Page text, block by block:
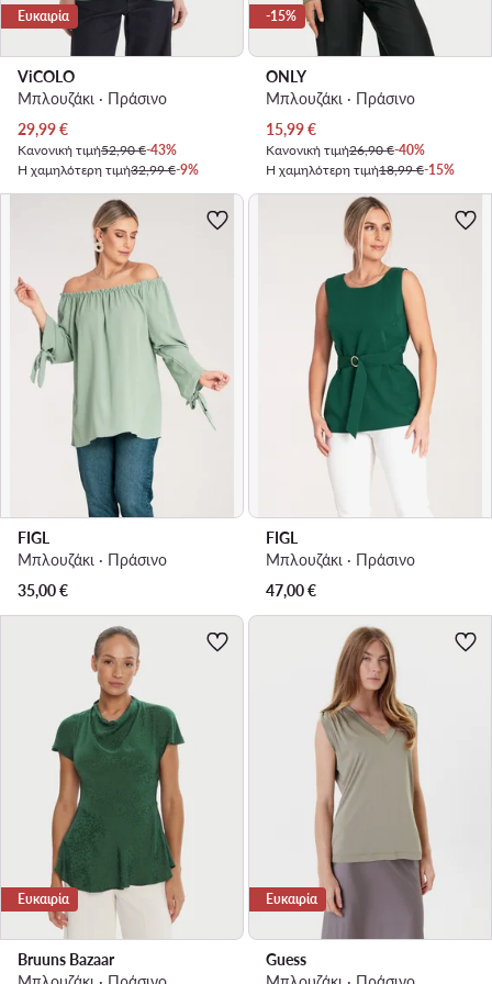
Ευκαιρία
ViCOLO
Μπλουζάκι · Πράσινο
Τρέχουσα τιμή
29,99€
Κανονική τιμή52,90 €-43%
Η χαμηλότερη τιμή32,99 €-9%
-15%
ONLY
Μπλουζάκι · Πράσινο
Τρέχουσα τιμή
15,99€
Κανονική τιμή26,90 €-40%
Η χαμηλότερη τιμή18,99 €-15%
FIGL
Μπλουζάκι · Πράσινο
35,00€
FIGL
Μπλουζάκι · Πράσινο
47,00€
Ευκαιρία
Bruuns Bazaar
Ευκαιρία
Guess